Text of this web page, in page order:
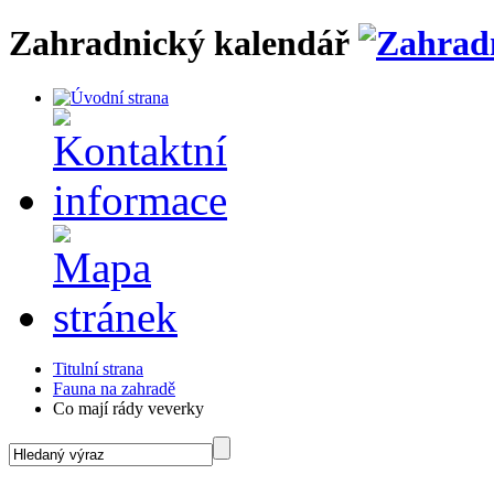
Zahradnický kalendář
Titulní strana
Fauna na zahradě
Co mají rády veverky